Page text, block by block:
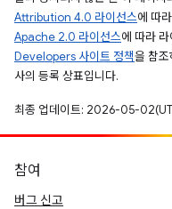
Attribution 4.0 라이선스에 따
Apache 2.0 라이선스에 따라
Developers 사이트 정책을 참
사의 등록 상표입니다.
최종 업데이트: 2026-05-
참여
버그 신고